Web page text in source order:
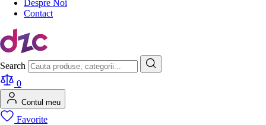
Despre Noi
Contact
Search
0
Contul meu
Favorite